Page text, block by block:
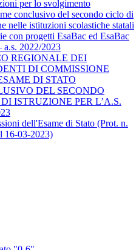
per lo svolgimento
conclusivo del secondo ciclo di
nelle istituzioni scolastiche statali
con progetti EsaBac ed EsaBac
a.s. 2022/2023
REGIONALE DEI
DI COMMISSIONE
DI STATO
DEL SECONDO
ISTRUZIONE PER L’A.S.
dell'Esame di Stato (Prot. n.
16-03-2023)